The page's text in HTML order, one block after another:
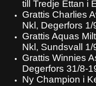
till Tredje Ettan i
Grattis Charlies
Nkl, Degerfors 1/
Grattis Aquas
Nkl, Sundsvall 1/
Grattis Winnies
Degerfors 31/8-
Ny Champion i